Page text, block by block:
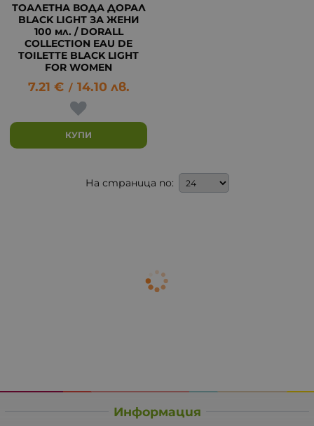
ТОАЛЕТНА ВОДА ДОРАЛ
BLACK LIGHT ЗА ЖЕНИ
100 мл. / DORALL
COLLECTION EAU DE
TOILETTE BLACK LIGHT
FOR WOMEN
7.21 € / 14.10 лв.
КУПИ
На страница по:
Информация